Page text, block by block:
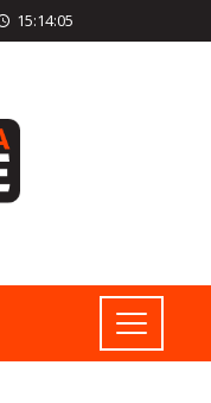
15:14:06